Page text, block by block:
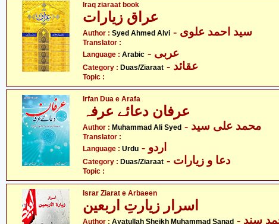
Iraq ziaraat book
عراق زیارات
Author : Syed Ahmed Alvi - سید احمد علوی
Translator :
Language : Arabic - عربی
Category : Duas/Ziaraat - عقائد
Topic :
Irfan Dua e Arafa
عرفان دعائے عرفہ
Author : Muhammad Ali Syed - محمد علی سید
Translator :
Language : Urdu - اردو
Category : Duas/Ziaraat - دعا و زیارات
Topic :
Israr Ziarat e Arbaeen
اسرار زیارتِ اربعین
Author : Ayatullah Sheikh Muhammad Sanad سند